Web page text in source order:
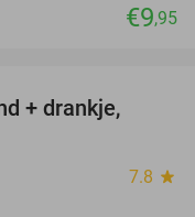
€9,95
+ drankje,
7.8 star